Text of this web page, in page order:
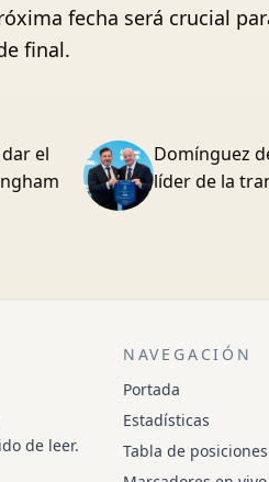
fecha será crucial
final.
el
Domínguez
líder de la
de leer.
NAVEGACIÓN
Portada
Estadísticas
Tabla de posiciones